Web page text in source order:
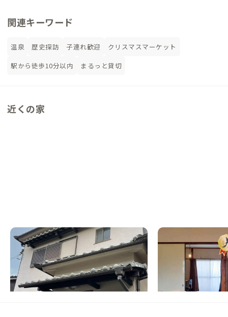
関連キーワード
温泉 歴史探訪 子連れ歓迎
クリスマスマーケット
駅から徒歩10分以内
まるっと貸切
近くの家
松原B邸
大阪府 戸建て
静けさと温もりが交わる、町なかの隠れ家
この家からの距離 1km
藤井寺A邸
その他
【新大阪駅から50分
1組限定の家
この家からの距離 7km